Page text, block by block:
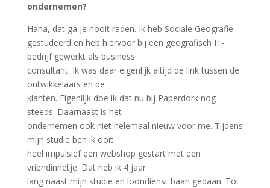
ondernemen?
Haha, dat ga je nooit raden. Ik heb Sociale Geografie
gestudeerd en heb hiervoor bij een geografisch IT-
bedrijf gewerkt als business
consultant. Ik was daar eigenlijk altijd de link tussen de
ontwikkelaars en de
klanten. Eigenlijk doe ik dat nu bij Paperdork nog
steeds. Daarnaast is het
ondernemen ook niet helemaal nieuw voor me. Tijdens
mijn studie ben ik ooit
heel impulsief een webshop gestart met een
vriendinnetje. Dat heb ik 4 jaar
lang naast mijn studie en loondienst baan gedaan. Tot